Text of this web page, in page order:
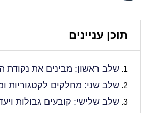
תוכן עניינים
שלב ראשון: מבינים את נקודת
שלב שני: מחלקים לקטגוריות
שלב שלישי: קובעים גבולות